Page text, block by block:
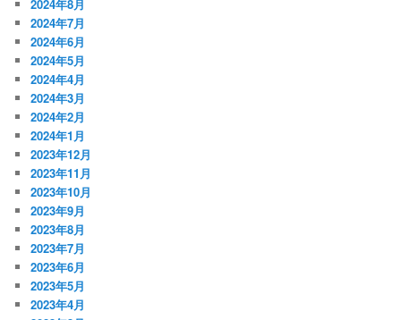
2024年8月
2024年7月
2024年6月
2024年5月
2024年4月
2024年3月
2024年2月
2024年1月
2023年12月
2023年11月
2023年10月
2023年9月
2023年8月
2023年7月
2023年6月
2023年5月
2023年4月